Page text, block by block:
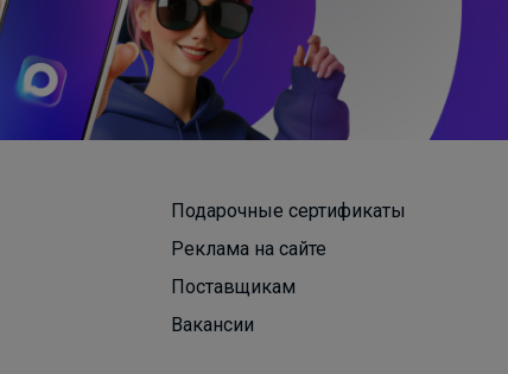
Подарочные сертификаты
Реклама на сайте
Поставщикам
Вакансии